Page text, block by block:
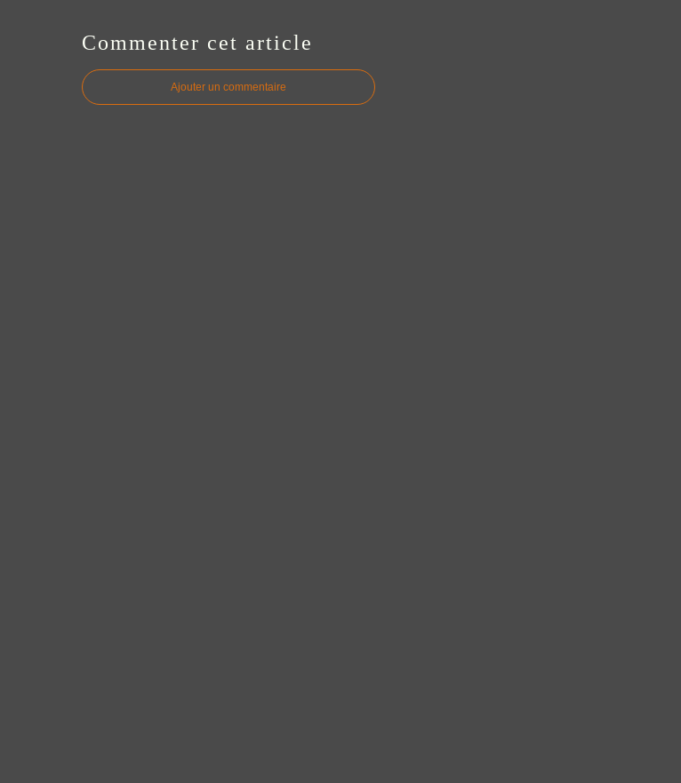
Commenter cet article
Ajouter un commentaire